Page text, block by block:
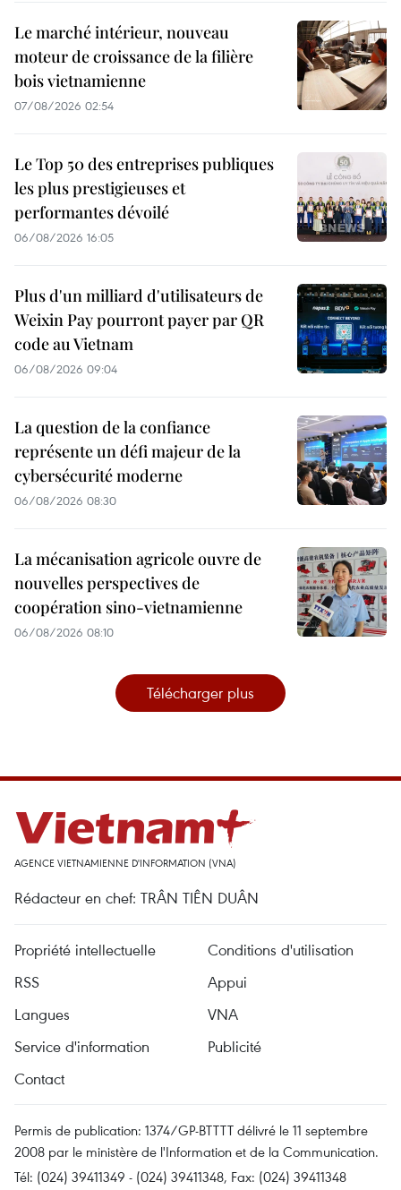
Le marché intérieur, nouveau
moteur de croissance de la filière
bois vietnamienne
07/08/2026 02:54
Le Top 50 des entreprises publiques
les plus prestigieuses et
performantes dévoilé
06/08/2026 16:05
Plus d'un milliard d'utilisateurs de
Weixin Pay pourront payer par QR
code au Vietnam
06/08/2026 09:04
La question de la confiance
représente un défi majeur de la
cybersécurité moderne
06/08/2026 08:30
La mécanisation agricole ouvre de
nouvelles perspectives de
coopération sino-vietnamienne
06/08/2026 08:10
Télécharger plus
AGENCE VIETNAMIENNE D'INFORMATION (VNA)
Rédacteur en chef: TRÂN TIÊN DUÂN
Propriété intellectuelle
Conditions d'utilisation
RSS
Appui
Langues
VNA
Service d'information
Publicité
Contact
Permis de publication: 1374/GP-BTTTT délivré le 11 septembre
2008 par le ministère de l'Information et de la Communication.
Tél: (024) 39411349 - (024) 39411348, Fax: (024) 39411348